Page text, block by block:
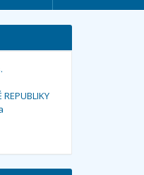
REPUBLIKY